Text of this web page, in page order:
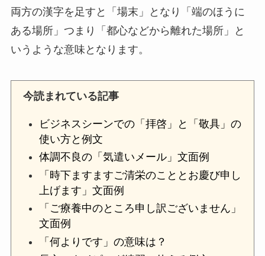
両方の漢字を足すと「場末」となり「端のほうに
ある場所」つまり「都心などから離れた場所」と
いうような意味となります。
今読まれている記事
ビジネスシーンでの「拝啓」と「敬具」の
使い方と例文
体調不良の「気遣いメール」文面例
「時下ますますご清栄のこととお慶び申し
上げます」文面例
「ご療養中のところ申し訳ございません」
文面例
「何よりです」の意味は？